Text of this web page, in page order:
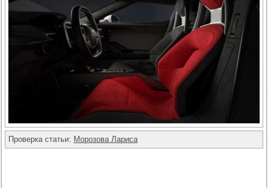
Проверка статьи: Морозова Лариса